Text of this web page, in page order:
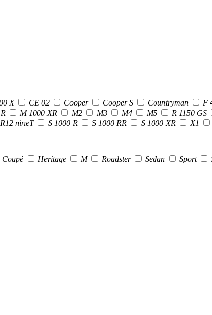
X CE 02 Cooper Cooper S Countryman
F
M 1000 XR M2 M3 M4 M5
R 1150 GS
R12 nineT S 1000 R S 1000 RR S 1000 XR
X1
Coupé Heritage M Roadster Sedan Sport